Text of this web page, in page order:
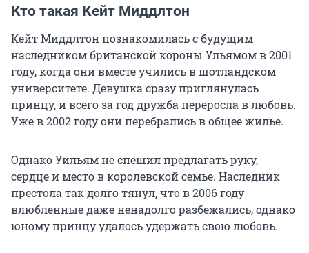
Кто такая Кейт Миддлтон
Кейт Миддлтон познакомилась с будущим
наследником британской короны Ульямом в 2001
году, когда они вместе учились в шотландском
университете. Девушка сразу приглянулась
принцу, и всего за год дружба переросла в любовь.
Уже в 2002 году они перебрались в общее жилье.
Однако Уильям не спешил предлагать руку,
сердце и место в королевской семье. Наследник
престола так долго тянул, что в 2006 году
влюбленные даже ненадолго разбежались, однако
юному принцу удалось удержать свою любовь.